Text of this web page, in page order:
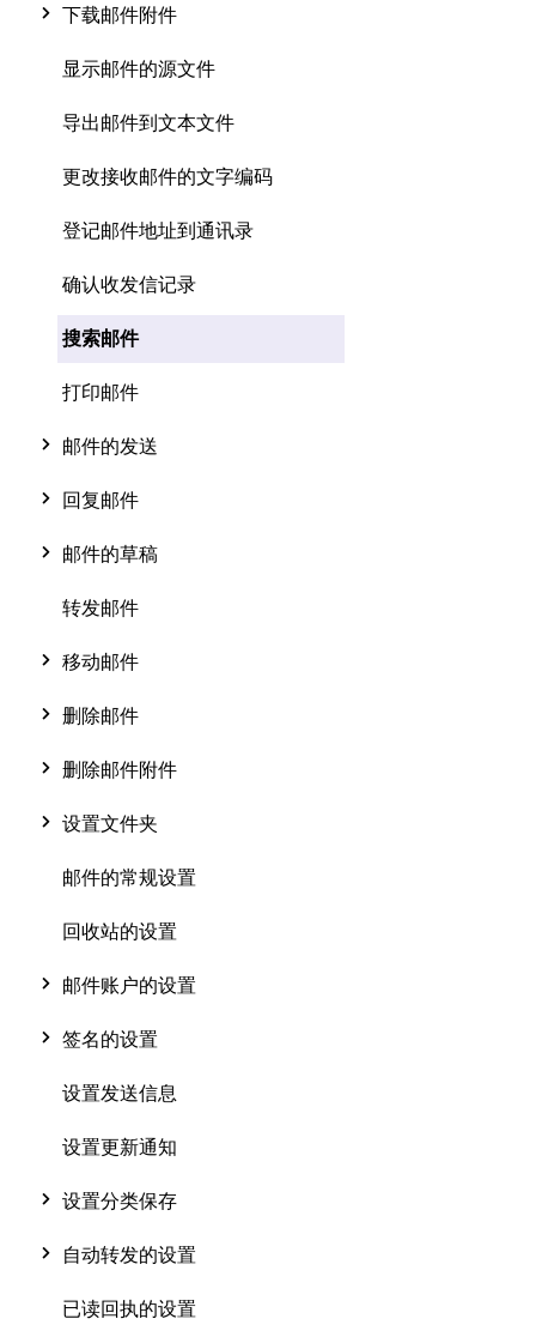
下载邮件附件
显示邮件的源文件
导出邮件到文本文件
更改接收邮件的文字编码
登记邮件地址到通讯录
确认收发信记录
搜索邮件
打印邮件
邮件的发送
回复邮件
邮件的草稿
转发邮件
移动邮件
删除邮件
删除邮件附件
设置文件夹
邮件的常规设置
回收站的设置
邮件账户的设置
签名的设置
设置发送信息
设置更新通知
设置分类保存
自动转发的设置
已读回执的设置